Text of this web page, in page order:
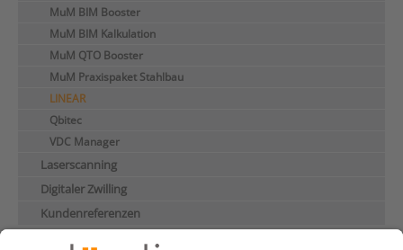
MuM BIM Booster
MuM BIM Kalkulation
MuM QTO Booster
MuM Praxispaket Stahlbau
LINEAR
Qbitec
VDC Manager
Laserscanning
Digitaler Zwilling
Kundenreferenzen